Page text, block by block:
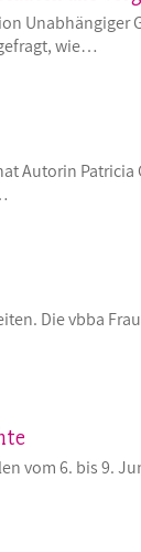
Unabhängiger
wie…
Autorin
Die vbba
vom 6. bis 9.